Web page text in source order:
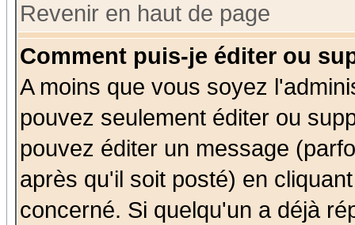
Revenir en haut de page
Comment puis-je éditer ou
A moins que vous soyez
pouvez seulement éditer ou
pouvez éditer un message
après qu'il soit posté) en
concerné. Si quelqu'un a déjà